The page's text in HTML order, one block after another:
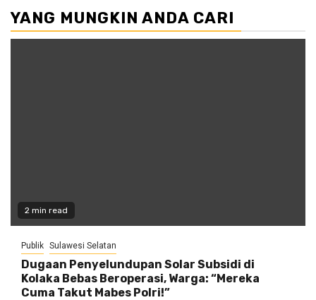
YANG MUNGKIN ANDA CARI
2 min read
Publik Sulawesi Selatan
Dugaan Penyelundupan Solar Subsidi di
Kolaka Bebas Beroperasi, Warga: “Mereka
Cuma Takut Mabes Polri!”